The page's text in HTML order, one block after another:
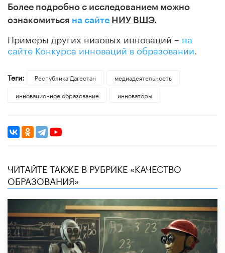
Более подробно с исследованием можно
ознакомиться на сайте НИУ ВШЭ.
Примеры других низовых инноваций – на
сайте Конкурса инноваций в образовании
Теги: Республика Дагестан
медиадеятельность
инновационное образование
инноваторы
ЧИТАЙТЕ ТАКЖЕ В РУБРИКЕ «КАЧЕСТВО
ОБРАЗОВАНИЯ»